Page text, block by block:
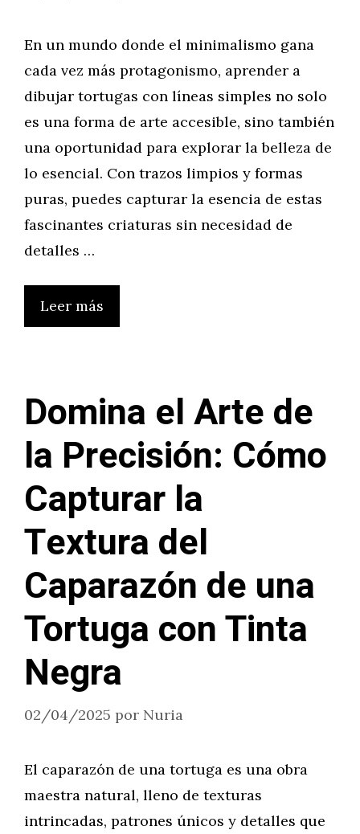
En un mundo donde el minimalismo gana
cada vez más protagonismo, aprender a
dibujar tortugas con líneas simples no solo
es una forma de arte accesible, sino también
una oportunidad para explorar la belleza de
lo esencial. Con trazos limpios y formas
puras, puedes capturar la esencia de estas
fascinantes criaturas sin necesidad de
detalles …
Leer más
Domina el Arte de
la Precisión: Cómo
Capturar la
Textura del
Caparazón de una
Tortuga con Tinta
Negra
02/04/2025 por Nuria
El caparazón de una tortuga es una obra
maestra natural, lleno de texturas
intrincadas, patrones únicos y detalles que